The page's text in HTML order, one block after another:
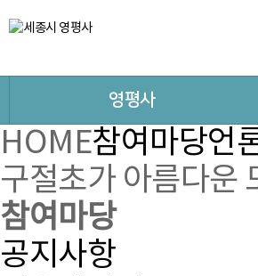
영평사
HOME참여마당언
구절초가 아름다운
참여마당
공지사항